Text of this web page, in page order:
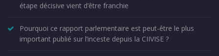
étape décisive vient d’être franchie
Pourquoi ce rapport parlementaire est peut-être le plus
important publié sur l’inceste depuis la CIIVISE ?